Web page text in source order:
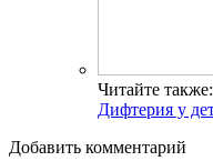
Читайте также:
Дифтерия у
Добавить комментарий